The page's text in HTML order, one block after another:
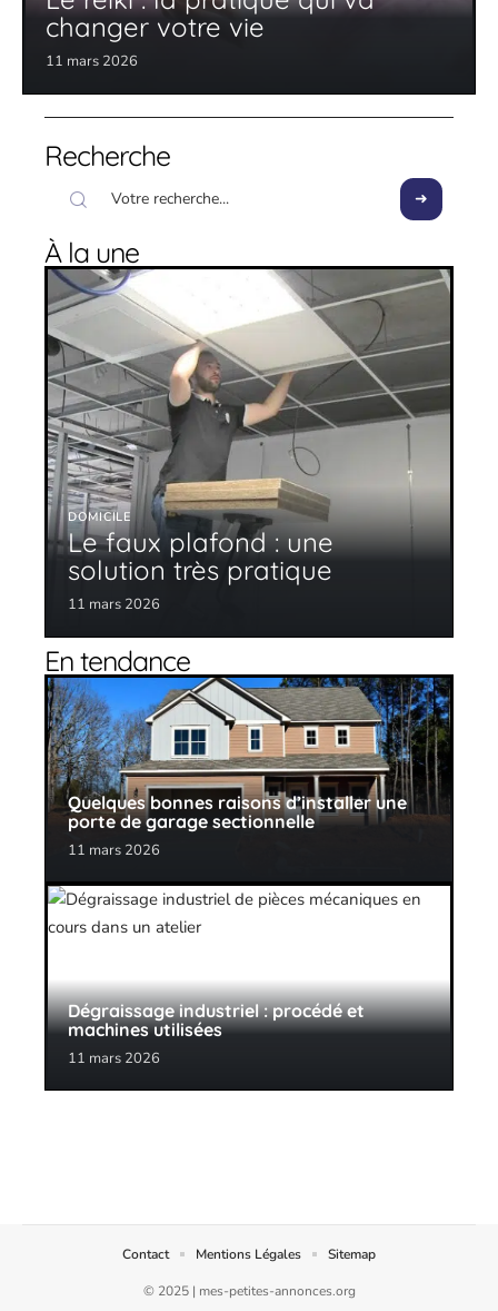
changer votre vie
11 mars 2026
Recherche
À la une
DOMICILE
Le faux plafond : une
solution très pratique
11 mars 2026
En tendance
Quelques bonnes raisons d’installer une
porte de garage sectionnelle
11 mars 2026
Dégraissage industriel : procédé et
machines utilisées
11 mars 2026
© 2025 | mes-petites-annonces.org
Contact Mentions Légales Sitemap